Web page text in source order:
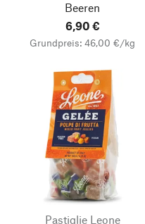
Beeren
6,90 €
Grundpreis: 46,00 €/kg
Pastiglie Leone